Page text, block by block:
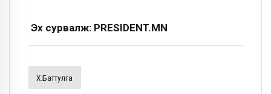
Эх сурвалж: PRESIDENT.MN
Х.Баттулга